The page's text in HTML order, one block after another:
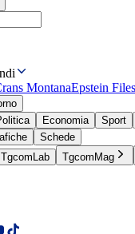
MontanaEpstein Files
Economia Sport
Schede
TgcomLab TgcomMag